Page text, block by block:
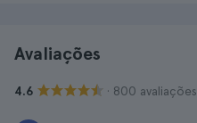
Avaliações
4.6 · 800 avaliações